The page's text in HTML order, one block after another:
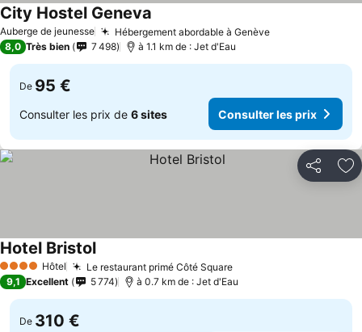
Auberge de jeunesse Hébergement abordable à Genève
City Hostel Geneva
8,0 Très bien 7 498 à 1.1 km de : Jet d'Eau
De 95 €
Consulter les prix de 6 sites Consulter les prix
Partager
4 Étoiles Hôtel Le restaurant primé Côté Square
Hotel Bristol
9,1 Excellent 5 774 à 0.7 km de : Jet d'Eau
De 310 €